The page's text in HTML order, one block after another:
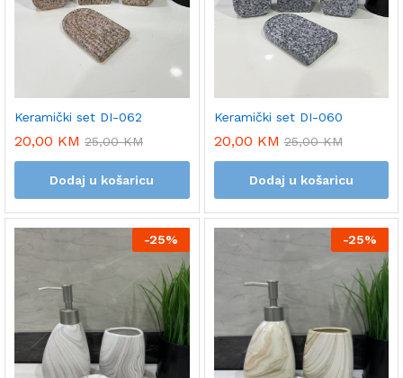
Keramički set DI-062
20,00 KM 25,00KM
Dodaj u košaricu
Keramički set DI-060
20,00 KM 25,00KM
Dodaj u košaricu
-25% -25%